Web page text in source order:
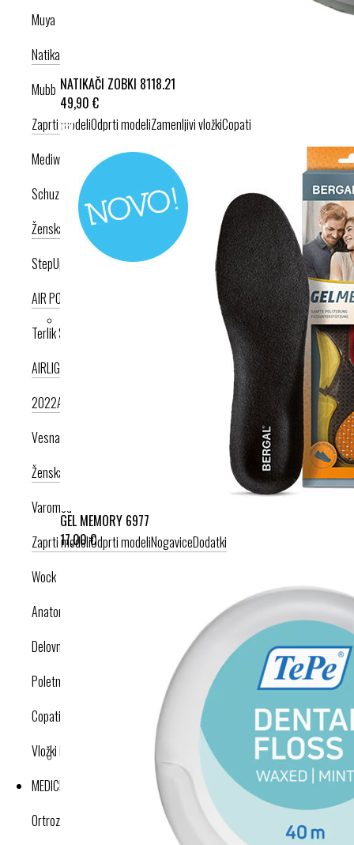
NATIKAČI ZOBKI 8118.21
49,90 €
GEL MEMORY 6977
17,00 €
Muya
Natikači
Mubb
Zaprti modeliOdprti modeliZamenljivi vložkiCopati
Mediwalk
Schuzz
Ženska kolekcijaMoška kolekcija
StepUp
AIR PODPLAT
Terlik Sabo
AIRLIGHT PODPLAT II. NOVI
AIRLIGHT PODPLAT I. PRODUKT LETA
2022AIRLIGHT PODPLAT I. KRIŽNI PAŠČEK
AIR PODPLAT
Vesna anatomic
Ženska kolekcija
Varomed
Zaprti modeliOdprti modeliNogaviceDodatki
Wock
Anatomska obutev
Delovna obutev s certifikatom
Poletna obutev
Copati
Vložki in dodatki
MEDICINSKI IZDELKI
Ortroze in opornice